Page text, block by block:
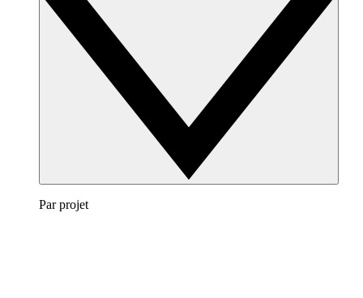
Par projet